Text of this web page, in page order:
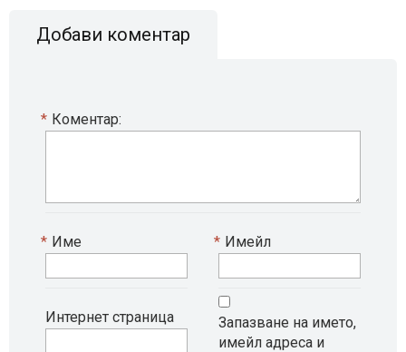
Добави коментар
Коментар:
*
Име
* Имейл
*
Интернет страница
Запазване на името,
имейл адреса и